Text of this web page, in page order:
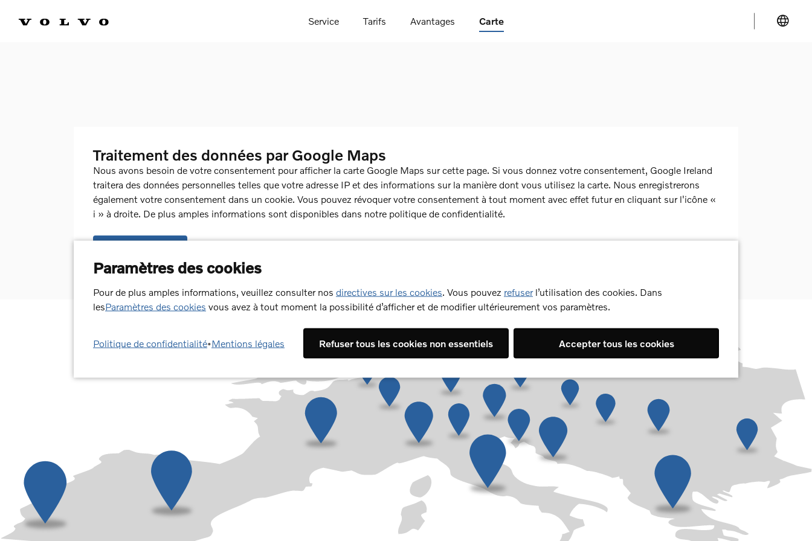
Service Tarifs Avantages Carte
Traitement des données par Google Maps
Nous avons besoin de votre consentement pour afficher la carte Google Maps sur cette page. Si vous donnez votre consentement, Google Ireland
traitera des données personnelles telles que votre adresse IP et des informations sur la manière dont vous utilisez la carte. Nous enregistrerons
également votre consentement dans un cookie. Vous pouvez révoquer votre consentement à tout moment avec effet futur en cliquant sur l'icône «
i » à droite. De plus amples informations sont disponibles dans notre politique de confidentialité.
Paramètres des cookies
Pour de plus amples informations, veuillez consulter nos directives sur les cookies. Vous pouvez refuserl’utilisation des cookies. Dans
lesParamètres des cookies vous avez à tout moment la possibilité d’afficher et de modifier ultérieurement vos paramètres.
Refuser tous les cookies non essentiels Accepter tous les cookies
Politique de confidentialité•Mentions légales